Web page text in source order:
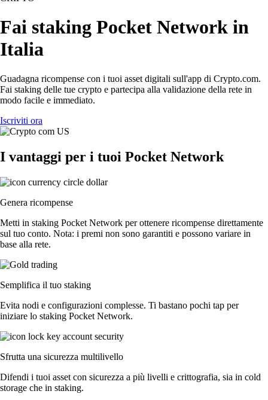
Fai staking Pocket Network in
Italia
Guadagna ricompense con i tuoi asset digitali sull'app di Crypto.com.
Fai staking delle tue crypto e partecipa alla validazione della rete in
modo facile e immediato.
Iscriviti ora
I vantaggi per i tuoi Pocket Network
Genera ricompense
Metti in staking Pocket Network per ottenere ricompense direttamente
sul tuo conto. Nota: i premi non sono garantiti e possono variare in
base alla rete.
Semplifica il tuo staking
Evita nodi e configurazioni complesse. Ti bastano pochi tap per
iniziare lo staking Pocket Network.
Sfrutta una sicurezza multilivello
Difendi i tuoi asset con sicurezza a più livelli e crittografia, sia in cold
storage che in staking.